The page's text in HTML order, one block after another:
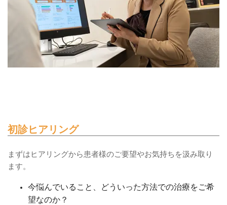
初診ヒアリング
まずはヒアリングから患者様のご要望やお気持ちを汲み取り
ます。
今悩んでいること、どういった方法での治療をご希
望なのか？